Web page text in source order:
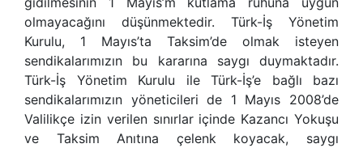
olmayacağını düşünmektedir. Türk-İş Yönetim
Kurulu, 1 Mayıs’ta Taksim’de olmak isteyen
sendikalarımızın bu kararına saygı duymaktadır.
Türk-İş Yönetim Kurulu ile Türk-İş’e bağlı bazı
sendikalarımızın yöneticileri de 1 Mayıs 2008’de
Valilikçe izin verilen sınırlar içinde Kazancı Yokuşu
ve Taksim Anıtına çelenk koyacak, saygı